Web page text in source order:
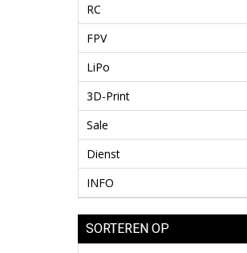
RC
FPV
LiPo
3D-Print
Sale
Dienst
INFO
SORTEREN OP